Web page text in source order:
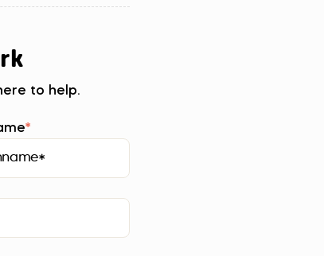
to help.
*